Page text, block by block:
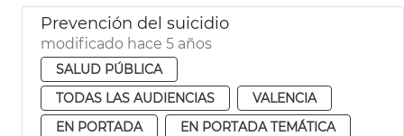
Prevención del suicidio
modificado hace 5 años
SALUD PÚBLICA
TODAS LAS AUDIENCIAS
VALENCIA
EN PORTADA
EN PORTADA TEMÁTICA